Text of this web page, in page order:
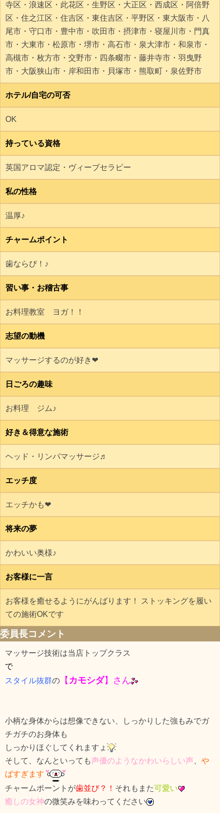
寺区・浪速区・此花区・生野区・大正区・西成区・阿倍野
区・住之江区・住吉区・東住吉区・平野区・東大阪市・八
尾市・守口市・豊中市・吹田市・摂津市・寝屋川市・門真
市・大東市・松原市・堺市・高石市・泉大津市・和泉市・
高槻市・枚方市・交野市・四条畷市・藤井寺市・羽曳野
市・大阪狭山市・岸和田市・貝塚市・熊取町・泉佐野市
ホテル/自宅の可否
OK
持っている資格
英国アロマ認定・ヴィーブセラピー
私の性格
温厚♪
チャームポイント
歯ならび！♪
習い事・お稽古事
お料理教室 ヨガ！！
志望の動機
マッサージするのが好き❤
日ごろの趣味
お料理 ジム♪
好き＆得意な施術
ヘッド・リンパマッサージ♬
エッチ度
エッチかも❤
将来の夢
かわいい奥様♪
お客様に一言
お客様を癒せるようにがんばります！ ストッキングを履い
ての施術OKです
委員長コメント
マッサージ技術は当店トップクラス
で
スタイル抜群の 【 カモシダ】さん
小柄な身体からは想像できない、しっかりした強もみでガ
チガチのお身体も
しっかりほぐしてくれますょ
そして、なんといっても声優のようなかわいらしい声
や
ばすぎます
チャームポーントが歯並び？！ それもまた可愛い
癒しの女神の微笑みを味わってください